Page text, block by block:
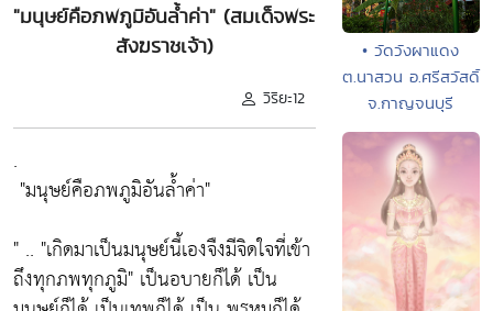
"มนุษย์คือภพภูมิอันล้ำค่า" (สมเด็จพระ
สังฆราชเจ้า)
วิริยะ12
.
"มนุษย์คือภพภูมิอันล้ำค่า"
" .. "เกิดมาเป็นมนุษย์นี้เองจืงมีจิดใจที่เข้า
ถึงทุกภพทุกภูมิ" เป็นอบายก็ได้ เป็น
• วัดวังผาแดง
ต.นาสวน อ.ศรีสวัสดิ์
จ.กาญจนบุรี